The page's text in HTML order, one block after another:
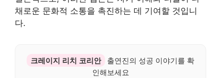
채로운 문화적 소통을 촉진하는 데 기여할 것입니
다.
크레이지 리치 코리안
출연진의 성공 이야기를 확
인해보세요